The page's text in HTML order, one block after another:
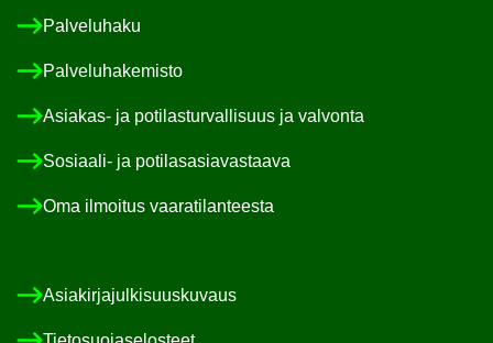
Pal­ve­lu­ha­ku
Pal­ve­lu­ha­ke­mis­to
Asiakas-​ ja po­ti­las­tur­val­li­suus ja val­von­ta
Sosiaali-​ ja po­ti­las­asia­vas­taa­va
Oma il­moi­tus vaa­ra­ti­lan­tees­ta
Asia­kir­ja­jul­ki­suus­ku­vaus